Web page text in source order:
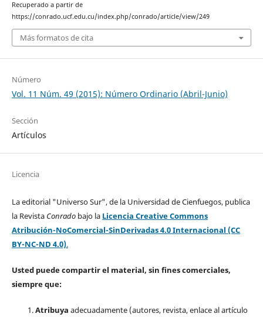
Recuperado a partir de
https://conrado.ucf.edu.cu/index.php/conrado/article/view/249
Más formatos de cita
Número
Vol. 11 Núm. 49 (2015): Número Ordinario (Abril-Junio)
Sección
Artículos
Licencia
La editorial "Universo Sur", de la Universidad de Cienfuegos, publica
la Revista Conradobajo la Licencia Creative Commons
Atribución-NoComercial-SinDerivadas 4.0 Internacional (CC
BY-NC-ND 4.0).
Usted puede compartir el material, sin fines comerciales,
siempre que:
Atribuya adecuadamente (autores, revista, enlace al artículo